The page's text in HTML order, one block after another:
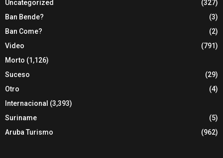
Uncategorized
(327)
Ban Bende?
(3)
Ban Come?
(2)
Video
(791)
Morto (1,126)
Suceso
(29)
Otro
(4)
Internacional (3,393)
Suriname
(5)
Aruba Turismo
(962)